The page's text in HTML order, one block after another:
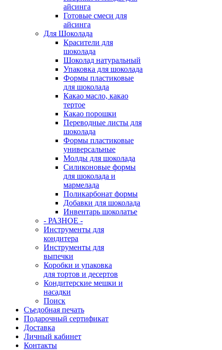
айсинга
Готовые смеси для
айсинга
Для Шоколада
Красители для
шоколада
Шоколад натуральный
Упаковка для шоколада
Формы пластиковые
для шоколада
Какао масло, какао
тертое
Какао порошки
Переводные листы для
шоколада
Формы пластиковые
универсальные
Молды для шоколада
Силиконовые формы
для шоколада и
мармелада
Поликарбонат формы
Добавки для шоколада
Инвентарь шоколатье
- РАЗНОЕ -
Инструменты для
кондитера
Инструменты для
выпечки
Коробки и упаковка
для тортов и десертов
Кондитерские мешки и
насадки
Поиск
Съедобная печать
Подарочный сертификат
Доставка
Личный кабинет
Контакты